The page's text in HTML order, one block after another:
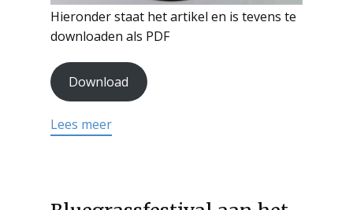
Hieronder staat het artikel en is tevens te
downloaden als PDF
Download
Lees meer